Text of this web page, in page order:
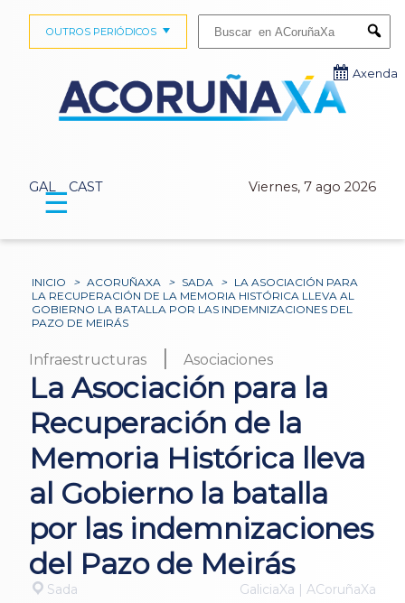
GAL CAST Viernes, 7 ago 2026
OUTROS PERIÓDICOS
Axenda
☰
INICIO > ACORUÑAXA > SADA > LA ASOCIACIÓN PARA
LA RECUPERACIÓN DE LA MEMORIA HISTÓRICA LLEVA AL
GOBIERNO LA BATALLA POR LAS INDEMNIZACIONES DEL
PAZO DE MEIRÁS
Infraestructuras | Asociaciones
La Asociación para la
Recuperación de la
Memoria Histórica lleva
al Gobierno la batalla
por las indemnizaciones
del Pazo de Meirás
Sada GaliciaXa | ACoruñaXa